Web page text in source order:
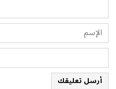
أرسل تعليقك